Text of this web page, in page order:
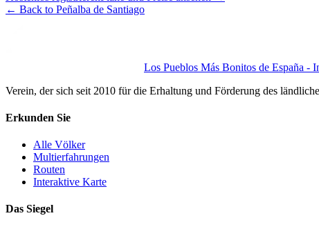
← Back to Peñalba de Santiago
Los Pueblos Más Bonitos de España -
Verein, der sich seit 2010 für die Erhaltung und Förderung des
Erkunden Sie
Alle Völker
Multierfahrungen
Routen
Interaktive Karte
Das Siegel